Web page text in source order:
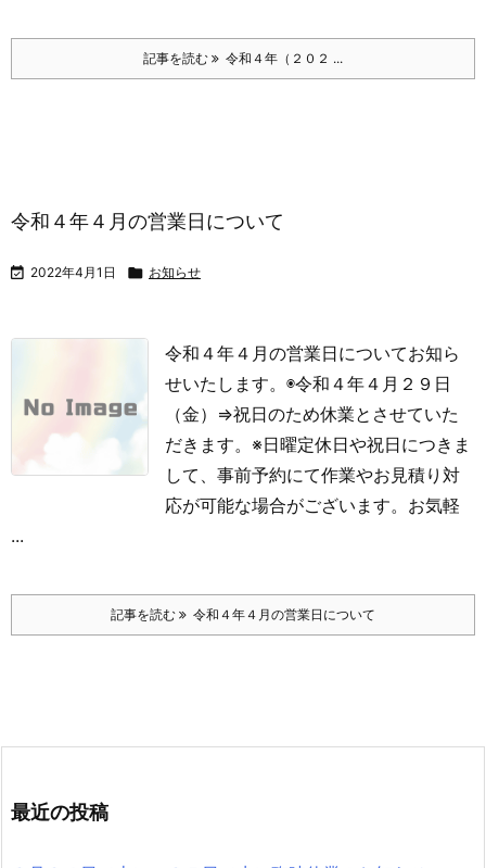
記事を読む 令和４年（２０２ ...
令和４年４月の営業日について
 2022年4月1日  お知らせ
令和４年４月の営業日についてお知ら
せいたします。◉令和４年４月２９日
（金）⇒祝日のため休業とさせていた
だきます。 ※日曜定休日や祝日につきま
して、事前予約にて作業やお見積り対
応が可能な場合がございます。お気軽
...
記事を読む 令和４年４月の営業日について
最近の投稿